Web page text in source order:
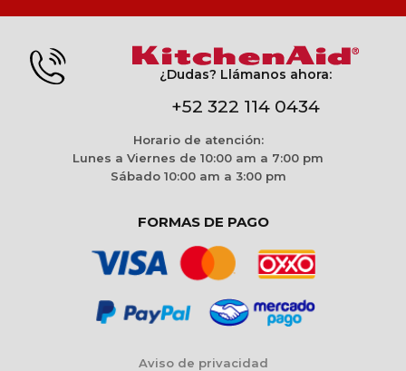
¿Dudas? Llámanos ahora:
+52 322 114 0434
Horario de atención:
Lunes a Viernes de 10:00 am a 7:00 pm
Sábado 10:00 am a 3:00 pm
FORMAS DE PAGO
Aviso de privacidad